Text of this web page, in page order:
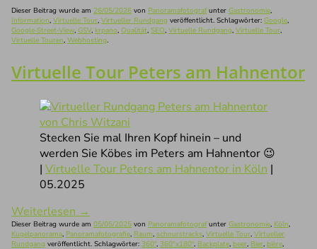
Dieser Beitrag wurde am 26/05/2026 von Panoramafotografunter Gastronomie,
Information, Virtuelle Tour, Virtueller Rundgang veröffentlicht. Schlagwörter: Google,
Google‑Street‑View, GSV, krpano, Qualität, SEO, Virtuelle Rundgang, Virtuelle Tour,
Virtuelle Touren, Webhosting.
Virtuelle Tour Peters am Hahnentor
Stecken Sie mal Ihren Kopf hinein – und
werden Sie Köbes im Peters am Hahnentor 😉
| Virtuelle Tour Peters am Hahnentor in Köln |
05.2025
Weiterlesen →
Dieser Beitrag wurde am 05/05/2025 von Panoramafotografunter Gastronomie, Köln,
Kugelpanorama, Panoramafotografie, Raum, schnurstracks, Virtuelle Tour, Virtueller
Rundgang veröffentlicht. Schlagwörter: 360°, 360°x180°, Backplate, beer, Bier, bière,